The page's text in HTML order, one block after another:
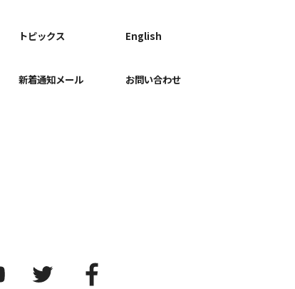
トピックス
新着通知メール
English
お問い合わせ